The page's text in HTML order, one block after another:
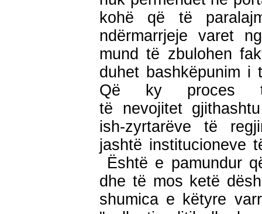
kohë që të
ndërmarrjeje varet
mund të zbulohen
duhet bashkëpunim i
Që ky proces
të nevojitet
ish-zyrtarëve të
jashtë institucioneve
Është e pamundur
dhe të mos ketë
shumica e këtyre